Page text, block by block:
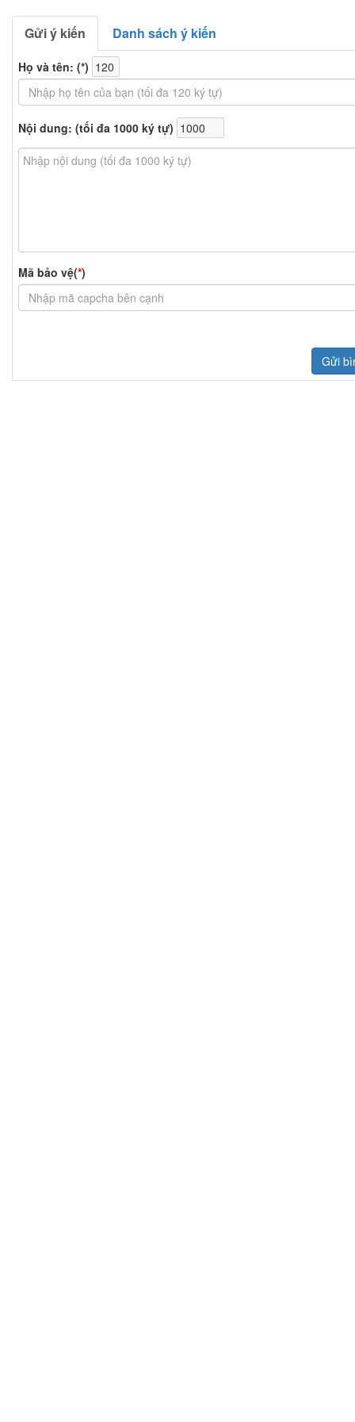
Gửi ý kiến Danh sách ý kiến
Họ và tên: (*)
Nội dung: (tối đa 1000 ký tự)
Mã bảo vệ(*)